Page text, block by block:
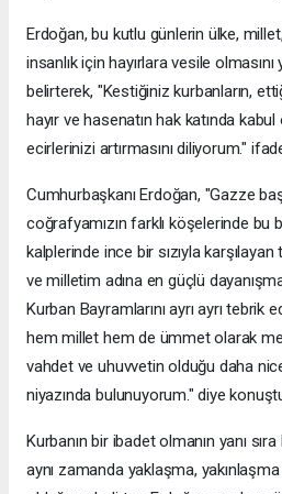
Erdoğan, bu kutlu günlerin ülke,
insanlık için hayırlara vesile
belirterek, "Kestiğiniz kurbanların,
hayır ve hasenatın hak katında kabul
ecirlerinizi artırmasını diliyorum."
Cumhurbaşkanı Erdoğan, "Gazze
coğrafyamızın farklı köşelerinde bu
kalplerinde ince bir sızıyla
ve milletim adına en güçlü
Kurban Bayramlarını ayrı ayrı tebrik
hem millet hem de ümmet olarak
vahdet ve uhuvvetin olduğu daha
niyazında bulunuyorum." diye
Kurbanın bir ibadet olmanın yanı
aynı zamanda yaklaşma,